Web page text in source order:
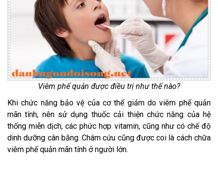
Viêm phế quản được điều trị như thế nào?
Khi chức năng bảo vệ của cơ thể giảm do viêm phế quản
mãn tính, nên sử dụng thuốc cải thiện chức năng của hệ
thống miễn dịch, các phức hợp vitamin, cũng như có chế độ
dinh dưỡng cân bằng. Châm cứu cũng được coi là cách chữa
viêm phế quản mãn tính ở người lớn.